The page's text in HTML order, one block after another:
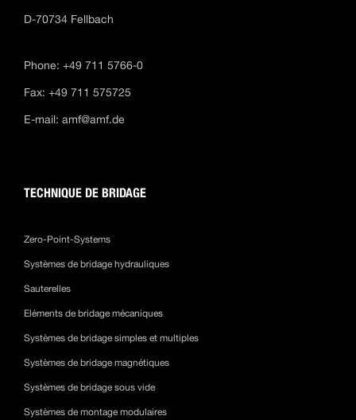
D-70734 Fellbach
Phone: +49 711 5766-0
Fax: +49 711 575725
E-mail: amf@amf.de
TECHNIQUE DE BRIDAGE
Zero-Point-Systems
Systèmes de bridage hydrauliques
Sauterelles
Eléments de bridage mécaniques
Systèmes de bridage simples et multiples
Systèmes de bridage magnétiques
Systèmes de bridage sous vide
Systèmes de montage modulaires